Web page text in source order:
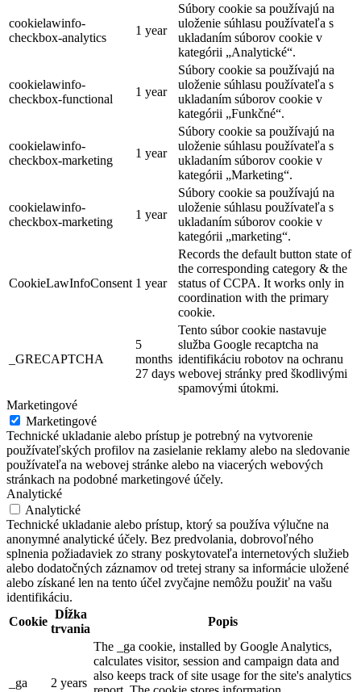
cookielawinfo-
checkbox-analytics
1 year
Súbory cookie sa používajú na
uloženie súhlasu používateľa s
ukladaním súborov cookie v
kategórii „Analytické“.
cookielawinfo-
checkbox-functional
1 year
Súbory cookie sa používajú na
uloženie súhlasu používateľa s
ukladaním súborov cookie v
kategórii „Funkčné“.
cookielawinfo-
checkbox-marketing
1 year
Súbory cookie sa používajú na
uloženie súhlasu používateľa s
ukladaním súborov cookie v
kategórii „Marketing“.
cookielawinfo-
checkbox-marketing
1 year
Súbory cookie sa používajú na
uloženie súhlasu používateľa s
ukladaním súborov cookie v
kategórii „marketing“.
CookieLawInfoConsent 1 year
Records the default button state of
the corresponding category & the
status of CCPA. It works only in
coordination with the primary
cookie.
_GRECAPTCHA
5
months
27 days
Tento súbor cookie nastavuje
služba Google recaptcha na
identifikáciu robotov na ochranu
webovej stránky pred škodlivými
spamovými útokmi.
Marketingové
Marketingové
Technické ukladanie alebo prístup je potrebný na vytvorenie
používateľských profilov na zasielanie reklamy alebo na sledovanie
používateľa na webovej stránke alebo na viacerých webových
stránkach na podobné marketingové účely.
Analytické
Analytické
Technické ukladanie alebo prístup, ktorý sa používa výlučne na
anonymné analytické účely. Bez predvolania, dobrovoľného
splnenia požiadaviek zo strany poskytovateľa internetových služieb
alebo dodatočných záznamov od tretej strany sa informácie uložené
alebo získané len na tento účel zvyčajne nemôžu použiť na vašu
identifikáciu.
Cookie
Dĺžka
trvania
Popis
_ga 2 years
The _ga cookie, installed by Google Analytics,
calculates visitor, session and campaign data and
also keeps track of site usage for the site's analytics